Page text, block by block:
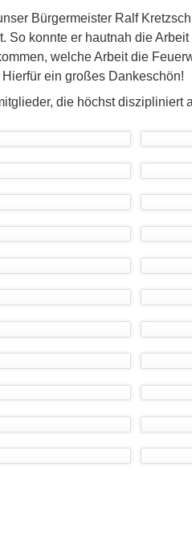
Bürgermeister Ralf
So konnte er hautnah die
welche Arbeit die
ein großes Dankeschön!
die höchst diszipliniert